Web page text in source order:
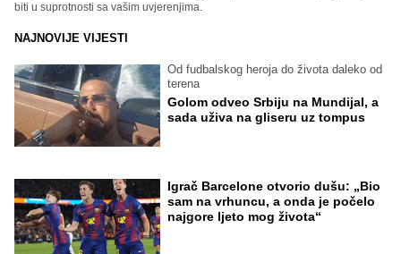
biti u suprotnosti sa vašim uvjerenjima.
NAJNOVIJE VIJESTI
Od fudbalskog heroja do života daleko od
terena
Golom odveo Srbiju na Mundijal, a
sada uživa na gliseru uz tompus
Igrač Barcelone otvorio dušu: „Bio
sam na vrhuncu, a onda je počelo
najgore ljeto mog života“